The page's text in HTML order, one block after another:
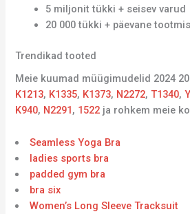
5 miljonit tükki + seisev varud
20 000 tükki + päevane
Trendikad tooted
Meie kuumad müügimudelid 2024
K1213, K1335, K1373, N2272,T1340,
K940, N2291, 1522 ja rohkem meie
Seamless Yoga Bra
ladies sports bra
padded gym bra
bra six
Women’s Long Sleeve Tracksuit